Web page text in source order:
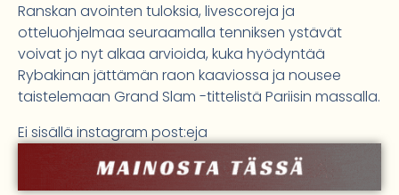
Ranskan avointen tuloksia, livescoreja ja
otteluohjelmaa seuraamalla tenniksen ystävät
voivat jo nyt alkaa arvioida, kuka hyödyntää
Rybakinan jättämän raon kaaviossa ja nousee
taistelemaan Grand Slam -tittelistä Pariisin massalla.
Ei sisällä instagram post:eja